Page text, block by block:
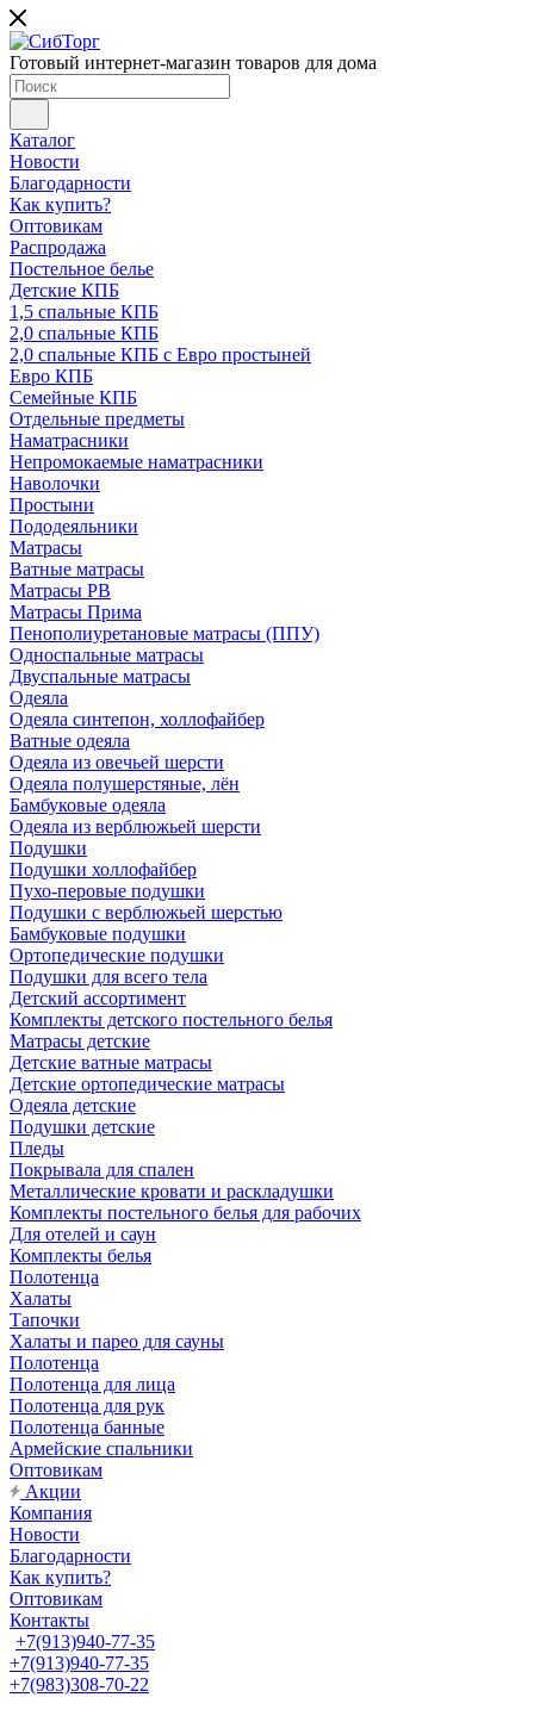
Готовый интернет-магазин товаров для дома
Каталог
Новости
Благодарности
Как купить?
Оптовикам
Распродажа
Постельное белье
Детские КПБ
1,5 спальные КПБ
2,0 спальные КПБ
2,0 спальные КПБ с Евро простыней
Евро КПБ
Семейные КПБ
Отдельные предметы
Наматрасники
Непромокаемые наматрасники
Наволочки
Простыни
Пододеяльники
Матрасы
Ватные матрасы
Матрасы РВ
Матрасы Прима
Пенополиуретановые матрасы (ППУ)
Односпальные матрасы
Двуспальные матрасы
Одеяла
Одеяла синтепон, холлофайбер
Ватные одеяла
Одеяла из овечьей шерсти
Одеяла полушерстяные, лён
Бамбуковые одеяла
Одеяла из верблюжьей шерсти
Подушки
Подушки холлофайбер
Пухо-перовые подушки
Подушки с верблюжьей шерстью
Бамбуковые подушки
Ортопедические подушки
Подушки для всего тела
Детский ассортимент
Комплекты детского постельного белья
Матрасы детские
Детские ватные матрасы
Детские ортопедические матрасы
Одеяла детские
Подушки детские
Пледы
Покрывала для спален
Металлические кровати и раскладушки
Комплекты постельного белья для рабочих
Для отелей и саун
Комплекты белья
Полотенца
Халаты
Тапочки
Халаты и парео для сауны
Полотенца
Полотенца для лица
Полотенца для рук
Полотенца банные
Армейские спальники
Оптовикам
Акции
Компания
Новости
Благодарности
Как купить?
Оптовикам
Контакты
+7(913)940-77-35
+7(913)940-77-35
+7(983)308-70-22